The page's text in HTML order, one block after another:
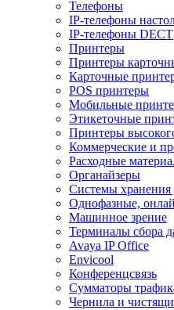
Телефоны
IP-телефоны
IP-телефоны DECT
Принтеры
Принтеры
Карточные
POS принтеры
Мобильные
Этикеточные
Принтеры
Коммерческие и
Расходные
Органайзеры
Системы
Однофазные,
Машинное зрение
Терминалы сбора
Avaya IP Office
Envicool
Конференцсвязь
Сумматоры
Чернила и